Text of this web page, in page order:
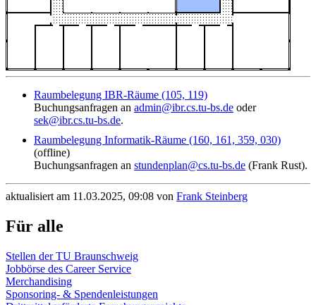
Raumbelegung IBR-Räume (105, 119)
Buchungsanfragen an admin@ibr.cs.tu-bs.de oder
sek@ibr.cs.tu-bs.de.
Raumbelegung Informatik-Räume (160, 161, 359, 030)
(offline)
Buchungsanfragen an stundenplan@cs.tu-bs.de (Frank Rust).
aktualisiert am 11.03.2025, 09:08 von Frank Steinberg
Für alle
Stellen der TU Braunschweig
Jobbörse des Career Service
Merchandising
Sponsoring- & Spendenleistungen